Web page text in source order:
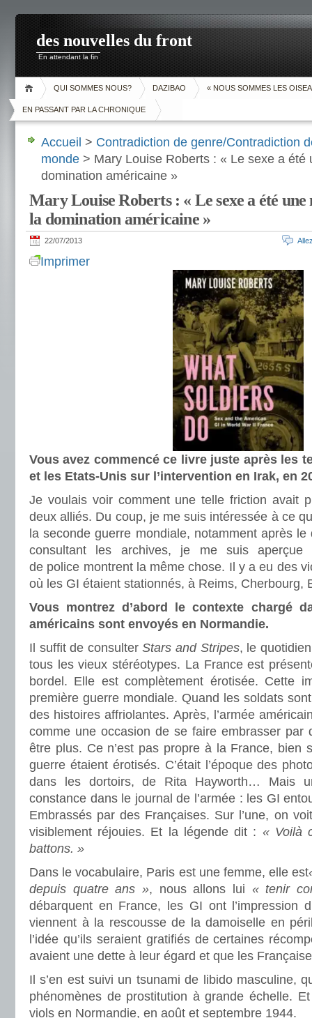
des nouvelles du front
En attendant la fin
QUI SOMMES NOUS? DAZIBAO « NOUS SOMMES LES
EN PASSANT PAR LA CHRONIQUE
Accueil > Contradiction de genre/Contradiction
monde > Mary Louise Roberts : « Le sexe a été
domination américaine »
Mary Louise Roberts : « Le sexe a été une
la domination américaine »
22/07/2013
Imprimer
Vous avez commencé ce livre juste après les
et les Etats-Unis sur l’intervention en Irak, en
Je voulais voir comment une telle friction avait
deux alliés. Du coup, je me suis intéressée à ce
la seconde guerre mondiale, notamment après
consultant les archives, je me suis
de police montrent la même chose. Il y a eu des
où les GI étaient stationnés, à Reims,
Vous montrez d’abord le contexte chargé
américains sont envoyés en Normandie.
Il suffit de consulterStars and Stripes, le
tous les vieux stéréotypes. La France est
bordel. Elle est complètement érotisée. Cette
première guerre mondiale. Quand les soldats
des histoires affriolantes. Après, l’armée
comme une occasion de se faire embrasser par
être plus. Ce n’est pas propre à la France, bien
guerre étaient érotisés. C’était l’époque des
dans les dortoirs, de Rita Hayworth… Mais
constance dans le journal de l’armée : les GI
Embrassés par des Françaises. Sur l’une, on
visiblement réjouies. Et la légende dit : « Voilà
battons. »
Dans le vocabulaire, Paris est une femme, elle est
depuis quatre ans », nous allons lui « tenir
débarquent en France, les GI ont l’impression
viennent à la rescousse de la damoiselle en
l’idée qu’ils seraient gratifiés de certaines
avaient une dette à leur égard et que les
Il s’en est suivi un tsunami de libido masculine,
phénomènes de prostitution à grande échelle.
viols en Normandie, en août et septembre 1944.